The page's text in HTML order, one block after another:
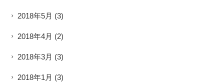
2018年5月 (3)
2018年4月 (2)
2018年3月 (3)
2018年1月 (3)